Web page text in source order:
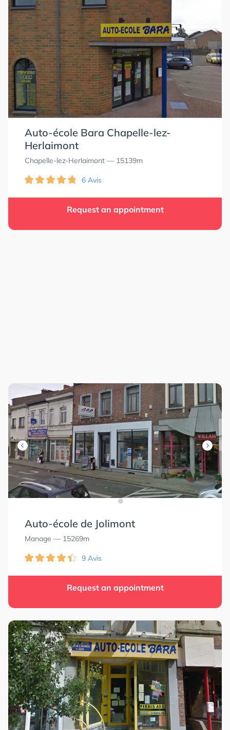
Auto-école Bara Chapelle-lez-
Herlaimont
Chapelle-lez-Herlaimont — 15139m
6 Avis
Request an appointment
Auto-école de Jolimont
Manage — 15269m
9 Avis
Request an appointment